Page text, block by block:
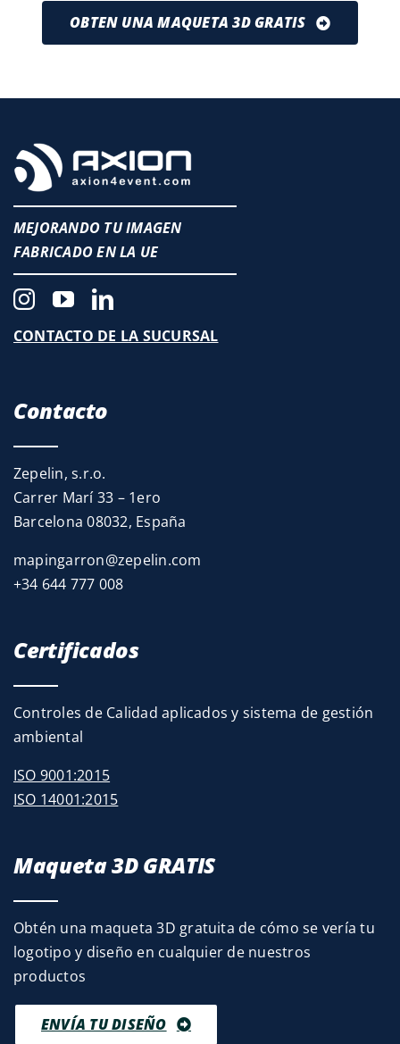
OBTEN UNA MAQUETA 3D GRATIS
MEJORANDO TU IMAGEN
FABRICADO EN LA UE
CONTACTO DE LA SUCURSAL
Contacto
Zepelin, s.r.o.
Carrer Marí 33 – 1ero
Barcelona 08032, España
mapingarron@zepelin.com
+34 644 777 008
Certificados
Controles de Calidad aplicados y sistema de gestión
ambiental
ISO 9001:2015
ISO 14001:2015
Maqueta 3D GRATIS
Obtén una maqueta 3D gratuita de cómo se vería tu
logotipo y diseño en cualquier de nuestros
productos
ENVÍA TU DISEÑO